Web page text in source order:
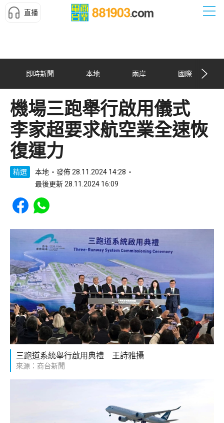
直播
即時新聞 本地 兩岸 國際
機場三跑舉行啟用儀式
李家超要求航空業全速恢
復運力
精選 本地
發佈 28.11.2024 14:28
最後更新 28.11.2024 16:09
Share to Facebook
Share to WhatsApp
三跑道系統舉行啟用典禮 王詩雅攝
來源：商台新聞